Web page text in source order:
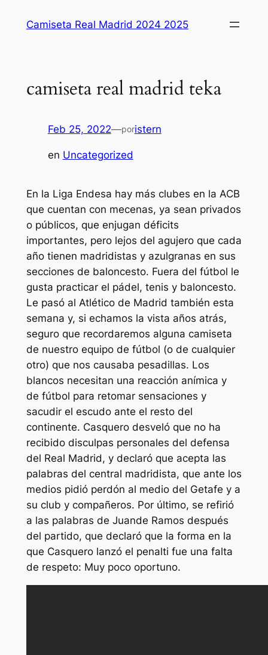
Camiseta Real Madrid 2024 2025
camiseta real madrid teka
Feb 25, 2022—poristern
en Uncategorized
En la Liga Endesa hay más clubes en la ACB
que cuentan con mecenas, ya sean privados
o públicos, que enjugan déficits
importantes, pero lejos del agujero que cada
año tienen madridistas y azulgranas en sus
secciones de baloncesto. Fuera del fútbol le
gusta practicar el pádel, tenis y baloncesto.
Le pasó al Atlético de Madrid también esta
semana y, si echamos la vista años atrás,
seguro que recordaremos alguna camiseta
de nuestro equipo de fútbol (o de cualquier
otro) que nos causaba pesadillas. Los
blancos necesitan una reacción anímica y
de fútbol para retomar sensaciones y
sacudir el escudo ante el resto del
continente. Casquero desveló que no ha
recibido disculpas personales del defensa
del Real Madrid, y declaró que acepta las
palabras del central madridista, que ante los
medios pidió perdón al medio del Getafe y a
su club y compañeros. Por último, se refirió
a las palabras de Juande Ramos después
del partido, que declaró que la forma en la
que Casquero lanzó el penalti fue una falta
de respeto: Muy poco oportuno.